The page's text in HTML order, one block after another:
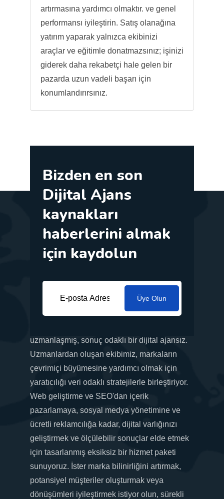
artırmasına yardımcı olmaktır. ve genel
performansı iyileştirin. Satış olanağına
yatırım yaparak yalnızca ekibinizi
araçlar ve eğitimle donatmazsınız; işinizi
giderek daha rekabetçi hale gelen bir
pazarda uzun vadeli başarı için
konumlandırırsınız.
Bizden en son
Dijital Ajans
kaynakları
haberlerini almak
için kaydolun
Üye Olun
İş ihtiyaçlarınıza göre uyarlanmış yenilikçi
uzmanlaşmış, sonuç odaklı bir dijital ajansız.
Uzmanlardan oluşan ekibimiz, markaların
çevrimiçi büyümesine yardımcı olmak için
yaratıcılığı veri odaklı stratejilerle birleştiriyor.
Web geliştirme ve SEO'dan içerik
pazarlamaya, sosyal medya yönetimine ve
ücretli reklamcılığa kadar, dijital varlığınızı
geliştirmek ve ölçülebilir sonuçlar elde etmek
için tasarlanmış eksiksiz bir hizmet paketi
sunuyoruz. İster marka bilinirliğini artırmak,
potansiyel müşteriler oluşturmak veya
dönüşümleri iyileştirmek istiyor olun, sürekli